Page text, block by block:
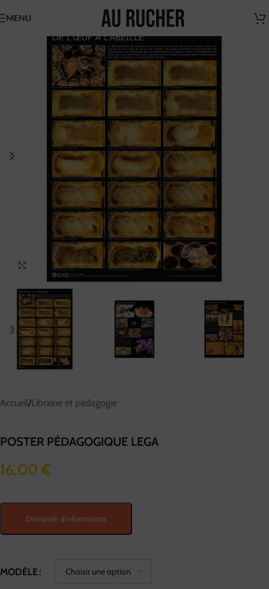
Nouveaux horaires
du magasin Au Rucher
Chers clients,
Nous vous informons desnouveaux horaires du magasin
AU RUCHER.
Du mardi au vendredi de 9h à 17h
N'hésitez pas à nous contacter pour vous faire livrer
(sur Paris et région parisienne uniquement)
Boutique Au Rucher
MENU
Cliquez pour agrandir
Accueil/Librairie et pédagogie
POSTER PÉDAGOGIQUE LEGA
16,00 €
Demande d'informations
MODÈLE